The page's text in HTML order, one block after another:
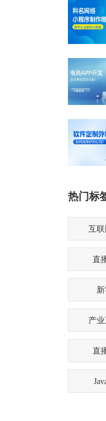
热门标
互
直
产
直